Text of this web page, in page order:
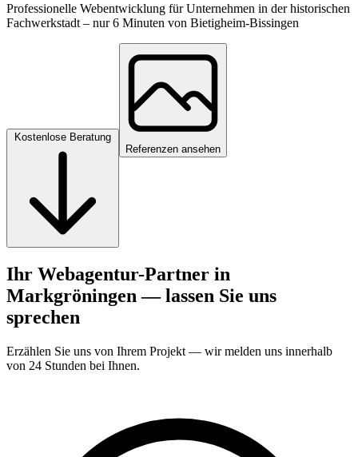
Professionelle Webentwicklung für Unternehmen in der historischen
Fachwerkstadt – nur 6 Minuten von Bietigheim-Bissingen
Referenzen ansehen
Ihr Webagentur-Partner in
Markgröningen — lassen Sie uns
sprechen
Erzählen Sie uns von Ihrem Projekt — wir melden uns innerhalb
von 24 Stunden bei Ihnen.